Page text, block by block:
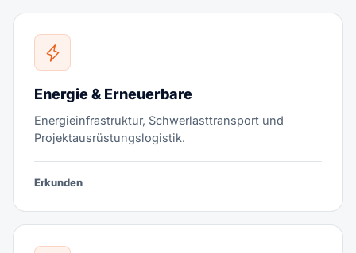
Energie & Erneuerbare
Energieinfrastruktur, Schwerlasttransport und
Projektausrüstungslogistik.
Erkunden